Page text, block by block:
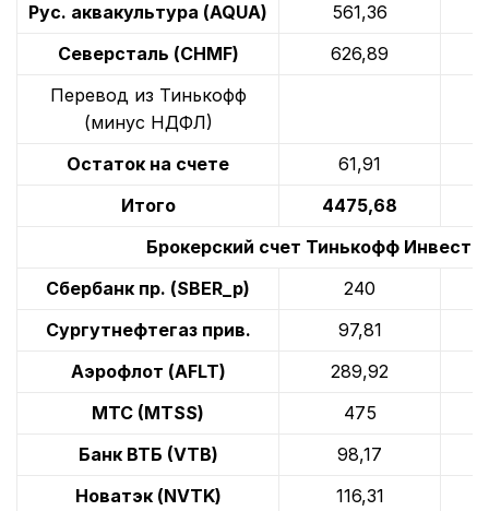
Рус. аквакультура (AQUA)
561,36
Северсталь (CHMF)
626,89
Перевод из Тинькофф
(минус НДФЛ)
Остаток на счете
61,91
Итого
4475,68
Брокерский счет Тинькофф
Сбербанк пр. (SBER_p)
240
Сургутнефтегаз прив.
97,81
Аэрофлот (AFLT)
289,92
МТС (MTSS)
475
Банк ВТБ (VTB)
98,17
Новатэк (NVTK)
116,31